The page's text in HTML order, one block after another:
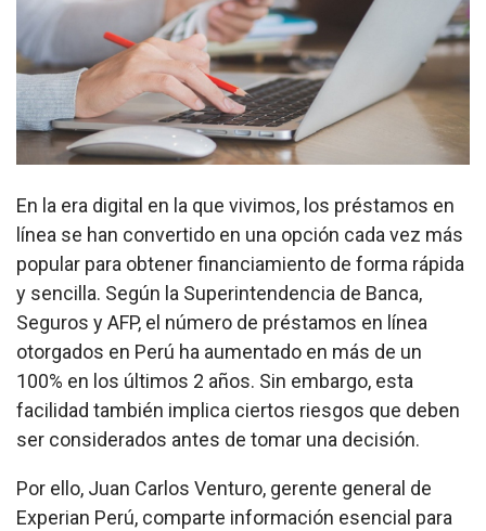
En la era digital en la que vivimos, los préstamos en
línea se han convertido en una opción cada vez más
popular para obtener financiamiento de forma rápida
y sencilla. Según la Superintendencia de Banca,
Seguros y AFP, el número de préstamos en línea
otorgados en Perú ha aumentado en más de un
100% en los últimos 2 años. Sin embargo, esta
facilidad también implica ciertos riesgos que deben
ser considerados antes de tomar una decisión.
Por ello, Juan Carlos Venturo, gerente general de
Experian Perú, comparte información esencial para